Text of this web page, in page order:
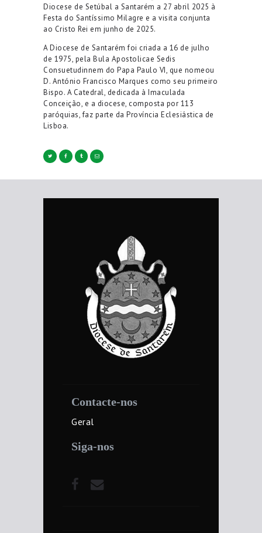
Diocese de Setúbal a Santarém a 27 abril 2025 à
Festa do Santíssimo Milagre e a visita conjunta
ao Cristo Rei em junho de 2025.
A Diocese de Santarém foi criada a 16 de julho
de 1975, pela Bula Apostolicae Sedis
Consuetudinnem do Papa Paulo VI, que nomeou
D. António Francisco Marques como seu primeiro
Bispo. A Catedral, dedicada à Imaculada
Conceição, e a diocese, composta por 113
paróquias, faz parte da Província Eclesiástica de
Lisboa.
Contacte-nos
Geral
Siga-nos